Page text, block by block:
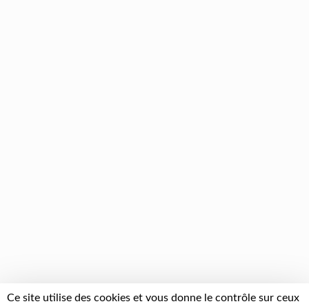
Ce site utilise des cookies et vous donne le contrôle sur ceux